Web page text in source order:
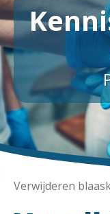
Verwijderen